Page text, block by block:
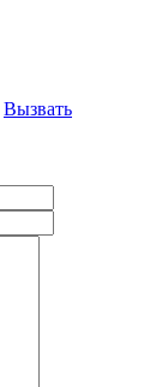
Вызвать